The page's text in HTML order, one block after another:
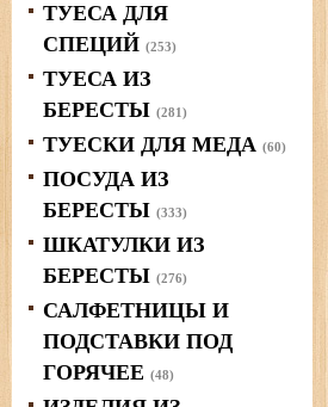
ТУЕСА ДЛЯ
СПЕЦИЙ (253)
ТУЕСА ИЗ
БЕРЕСТЫ (281)
ТУЕСКИ ДЛЯ МЕДА (60)
ПОСУДА ИЗ
БЕРЕСТЫ (333)
ШКАТУЛКИ ИЗ
БЕРЕСТЫ (276)
САЛФЕТНИЦЫ И
ПОДСТАВКИ ПОД
ГОРЯЧЕЕ (48)